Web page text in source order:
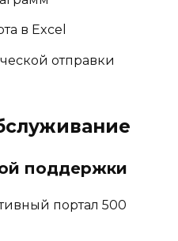
в Excel
отправки
поддержки
портал 500